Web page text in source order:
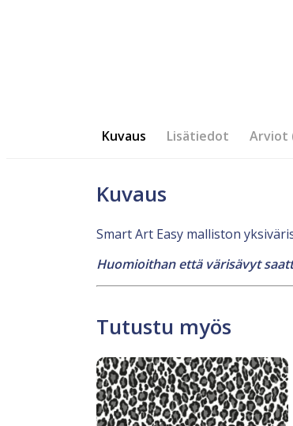
Kuvaus Lisätiedot Arviot
Kuvaus
Smart Art Easy malliston
Huomioithan että värisävyt
Tutustu myös